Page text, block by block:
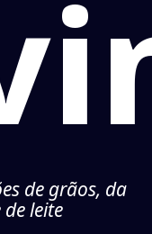
de grãos, da
leite